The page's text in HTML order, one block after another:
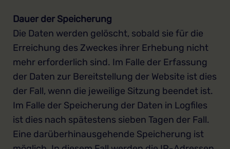
Dauer der Speicherung
Die Daten werden gelöscht, sobald sie für die
Erreichung des Zweckes ihrer Erhebung nicht
mehr erforderlich sind. Im Falle der Erfassung
der Daten zur Bereitstellung der Website ist dies
der Fall, wenn die jeweilige Sitzung beendet ist.
Im Falle der Speicherung der Daten in Logfiles
ist dies nach spätestens sieben Tagen der Fall.
Eine darüberhinausgehende Speicherung ist